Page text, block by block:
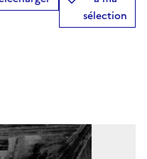
sélection